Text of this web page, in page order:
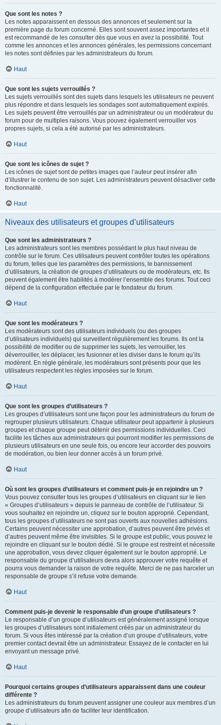
Que sont les notes ?
Les notes apparaissent en dessous des annonces et seulement sur la
première page du forum concerné. Elles sont souvent assez importantes et il
est recommandé de les consulter dès que vous en avez la possibilité. Tout
comme les annonces et les annonces générales, les permissions concernant
les notes sont définies par les administrateurs du forum.
Haut
Que sont les sujets verrouillés ?
Les sujets verrouillés sont des sujets dans lesquels les utilisateurs ne peuvent
plus répondre et dans lesquels les sondages sont automatiquement expirés.
Les sujets peuvent être verrouillés par un administrateur ou un modérateur du
forum pour de multiples raisons. Vous pouvez également verrouiller vos
propres sujets, si cela a été autorisé par les administrateurs.
Haut
Que sont les icônes de sujet ?
Les icônes de sujet sont de petites images que l’auteur peut insérer afin
d’illustrer le contenu de son sujet. Les administrateurs peuvent désactiver cette
fonctionnalité.
Haut
Niveaux des utilisateurs et groupes d’utilisateurs
Que sont les administrateurs ?
Les administrateurs sont les membres possédant le plus haut niveau de
contrôle sur le forum. Ces utilisateurs peuvent contrôler toutes les opérations
du forum, telles que les paramètres des permissions, le bannissement
d’utilisateurs, la création de groupes d’utilisateurs ou de modérateurs, etc. Ils
peuvent également être habilités à modérer l’ensemble des forums. Tout ceci
dépend de la configuration effectuée par le fondateur du forum.
Haut
Que sont les modérateurs ?
Les modérateurs sont des utilisateurs individuels (ou des groupes
d’utilisateurs individuels) qui surveillent régulièrement les forums. Ils ont la
possibilité de modifier ou de supprimer les sujets, les verrouiller, les
déverrouiller, les déplacer, les fusionner et les diviser dans le forum qu’ils
modèrent. En règle générale, les modérateurs sont présents pour que les
utilisateurs respectent les règles imposées sur le forum.
Haut
Que sont les groupes d’utilisateurs ?
Les groupes d’utilisateurs sont une façon pour les administrateurs du forum de
regrouper plusieurs utilisateurs. Chaque utilisateur peut appartenir à plusieurs
groupes et chaque groupe peut détenir des permissions individuelles. Ceci
facilite les tâches aux administrateurs qui pourront modifier les permissions de
plusieurs utilisateurs en une seule fois, ou encore leur accorder des pouvoirs
de modération, ou bien leur donner accès à un forum privé.
Haut
Où sont les groupes d’utilisateurs et comment puis-je en rejoindre un ?
Vous pouvez consulter tous les groupes d’utilisateurs en cliquant sur le lien
« Groupes d’utilisateurs » depuis le panneau de contrôle de l’utilisateur. Si
vous souhaitez en rejoindre un, cliquez sur le bouton approprié. Cependant,
tous les groupes d’utilisateurs ne sont pas ouverts aux nouvelles adhésions.
Certains peuvent nécessiter une approbation, d’autres peuvent être privés et
d’autres peuvent même être invisibles. Si le groupe est public, vous pouvez le
rejoindre en cliquant sur le bouton dédié. Si le groupe est restreint et nécessite
une approbation, vous devez cliquer également sur le bouton approprié. Le
responsable du groupe d’utilisateurs devra alors approuver votre requête et
pourra vous demander la raison de votre requête. Merci de ne pas harceler un
responsable de groupe s’il refuse votre demande.
Haut
Comment puis-je devenir le responsable d’un groupe d’utilisateurs ?
Le responsable d’un groupe d’utilisateurs est généralement assigné lorsque
les groupes d’utilisateurs sont initialement créés par un administrateur du
forum. Si vous êtes intéressé par la création d’un groupe d’utilisateurs, votre
premier contact devrait être un administrateur. Essayez de le contacter en lui
envoyant un message privé.
Haut
Pourquoi certains groupes d’utilisateurs apparaissent dans une couleur
différente ?
Les administrateurs du forum peuvent assigner une couleur aux membres d’un
groupe d’utilisateurs afin de faciliter leur identification.